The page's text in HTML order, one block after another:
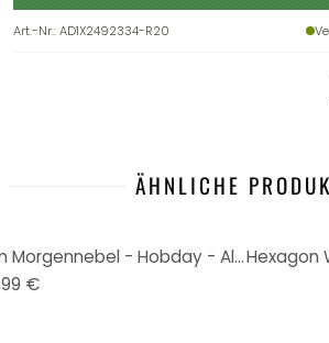
Art.-Nr.:AD1X2492334-R20
ÄHNLICHE
Wandbild Verborgenes Licht im Morgennebel - Hobday - Alu-Dibond Rund
€